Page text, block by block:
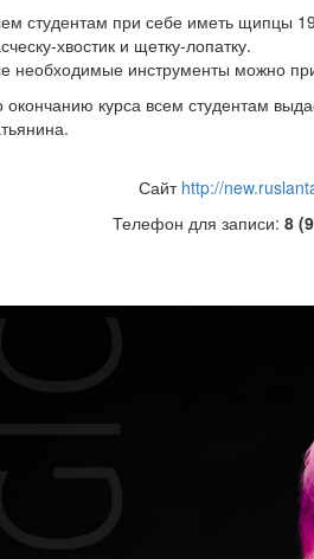
студентам при себе иметь щипцы
хвостик и щетку-лопатку.
необходимые инструменты можно
окончанию курса всем студентам
Сайт http://
Телефон для записи: 8